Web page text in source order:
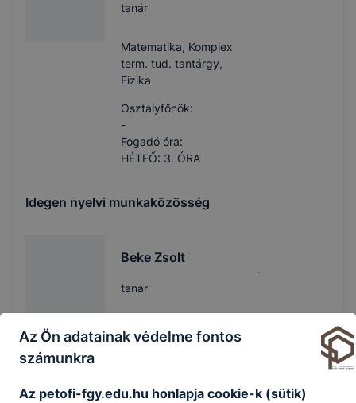
tanár
Matematika, Komplex
term. tud. tantárgy,
Fizika
Osztályfőnök:
-
Fogadó óra:
HÉTFŐ: 3. ÓRA
Idegen nyelvi munkaközösség
Beke Zsolt
tanár
nyelv, Munkavállalói
-
Osztályfőnök:
Az Ön adatainak védelme fontos
számunkra
Az petofi-fgy.edu.hu honlapja cookie-k (sütik)